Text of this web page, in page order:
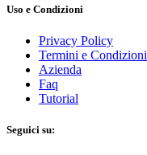
Uso e Condizioni
Privacy Policy
Termini e Condizioni
Azienda
Faq
Tutorial
Seguici su: